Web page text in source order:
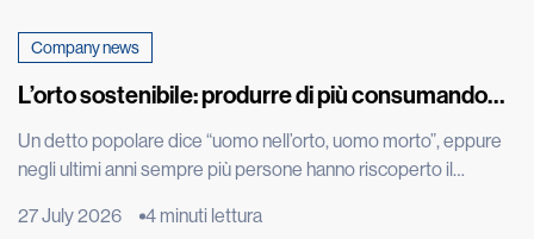
Company news
L’orto sostenibile: produrre di più consumando
Un detto popolare dice “uomo nell’orto, uomo morto”, eppure
negli ultimi anni sempre più persone hanno riscoperto il
di portare in tavola prodotti genuini, ridurre gli sprechi e
27 July 2026 4 minuti lettura